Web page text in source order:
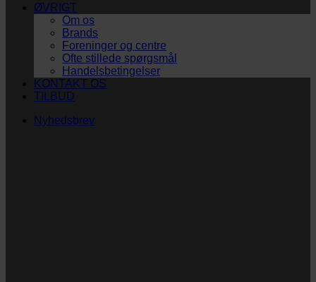
ØVRIGT
Om os
Brands
Foreninger og centre
Ofte stillede spørgsmål
Handelsbetingelser
KONTAKT OS
TILBUD
Nyhedsbrev